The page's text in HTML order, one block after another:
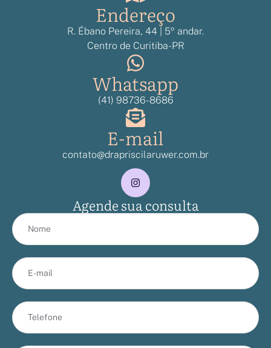
Endereço
R. Ébano Pereira, 44 | 5º andar.
Centro de Curitiba-PR
Whatsapp
(41) 98736-8686
E-mail
contato@drapriscilaruwer.com.br
Agende sua consulta